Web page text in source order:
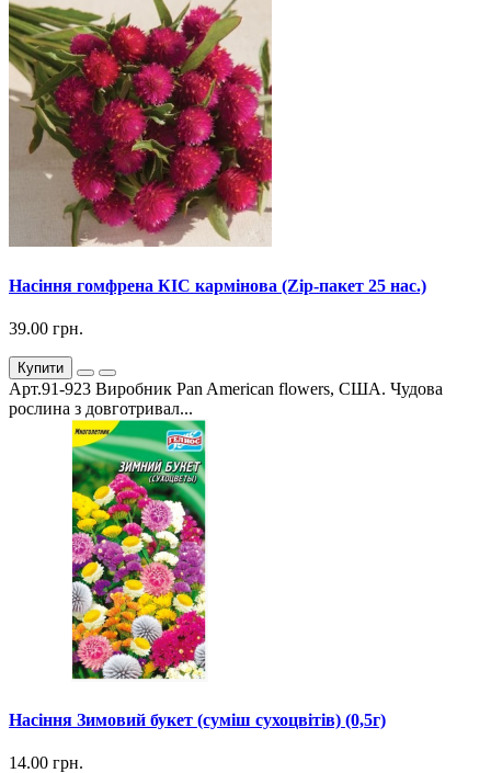
Насіння гомфрена КІС кармінова (Zip-пакет 25 нас.)
39.00 грн.
Купити
Арт.91-923 Виробник Pan American flowers, США. Чудова
рослина з довготривал...
Насіння Зимовий букет (суміш сухоцвітів) (0,5г)
14.00 грн.